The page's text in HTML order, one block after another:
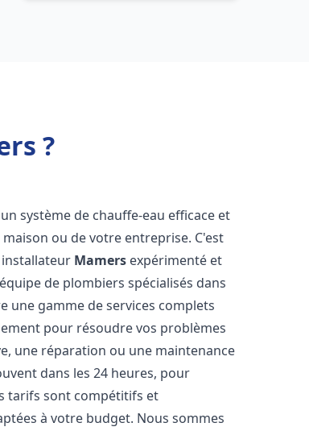
?
système de chauffe-eau efficace et
ou de votre entreprise. C'est
Mamers expérimenté et
de plombiers spécialisés dans
une gamme de services complets
pour résoudre vos problèmes
une réparation ou une maintenance
dans les 24 heures, pour
tarifs sont compétitifs et
à votre budget. Nous sommes